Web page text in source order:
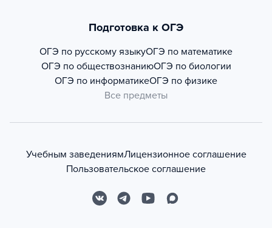
Подготовка к ОГЭ
ОГЭ по русскому языкуОГЭ по математике
ОГЭ по обществознаниюОГЭ по биологии
ОГЭ по информатикеОГЭ по физике
Все предметы
Учебным заведениямЛицензионное соглашение
Пользовательское соглашение